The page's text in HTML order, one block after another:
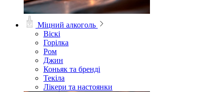
Міцний алкоголь
Віскі
Горілка
Ром
Джин
Коньяк та бренді
Текіла
Лікери та настоянки